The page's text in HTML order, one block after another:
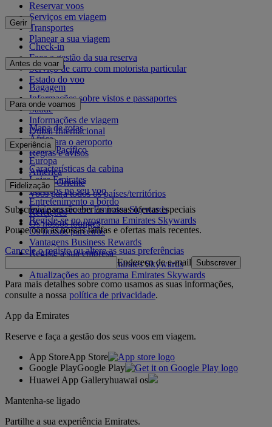
Reservar voos
Serviços em viagem
Transportes
Planear a sua viagem
Gerir
Check-in
Faça a gestão da sua reserva
Serviço de carro com motorista particular
Estado do voo
Antes de voar
Bagagem
Informações sobre vistos e passaportes
Saúde
Informações de viagem
Dubai Internacional
De e para o aeroporto
Regras e avisos
Para onde voamos
Mapa de rotas
África
Ásia e Pacífico
Europa
América
Médio Oriente
Voos para todos os países/territórios
Experiência
Características da cabina
Lojas Emirates
Serviços no seu voo
Entretenimento a bordo
Refeições
Os nossos lounges
Fidelização
Inicie sessão em Emirates Skywards
Registe-se no programa Emirates Skywards
Os nossos parceiros
Vantagens Business Rewards
Registe a sua empresa
Regras do programa Emirates Skywards
Atualizações ao programa Emirates Skywards
Subscreva para receber as nossas ofertas especiais
Poupe com as nossas tarifas e ofertas mais recentes.
Cancele o registo ou altere as suas preferências
Endereço de e-mail
Subscrever
Para mais detalhes sobre como usamos as suas informações,
consulte a nossa política de privacidade.
App da Emirates
Reserve e faça a gestão dos seus voos em viagem.
App StoreApp Store
Google PlayGoogle Play
Huawei App Galleryhuawai os
Mantenha-se ligado
Partilhe a sua experiência Emirates.